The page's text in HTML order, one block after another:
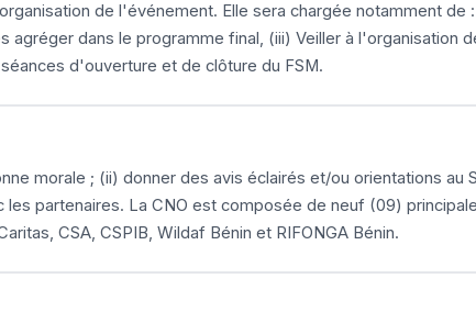
de l'événement. Elle sera chargée notamment de
dans le programme final, (iii) Veiller à l'organisation
d'ouverture et de clôture du FSM.
morale ; (ii) donner des avis éclairés et/ou orientations au
partenaires. La CNO est composée de neuf (09)
CSA, CSPIB, Wildaf Bénin et RIFONGA Bénin.